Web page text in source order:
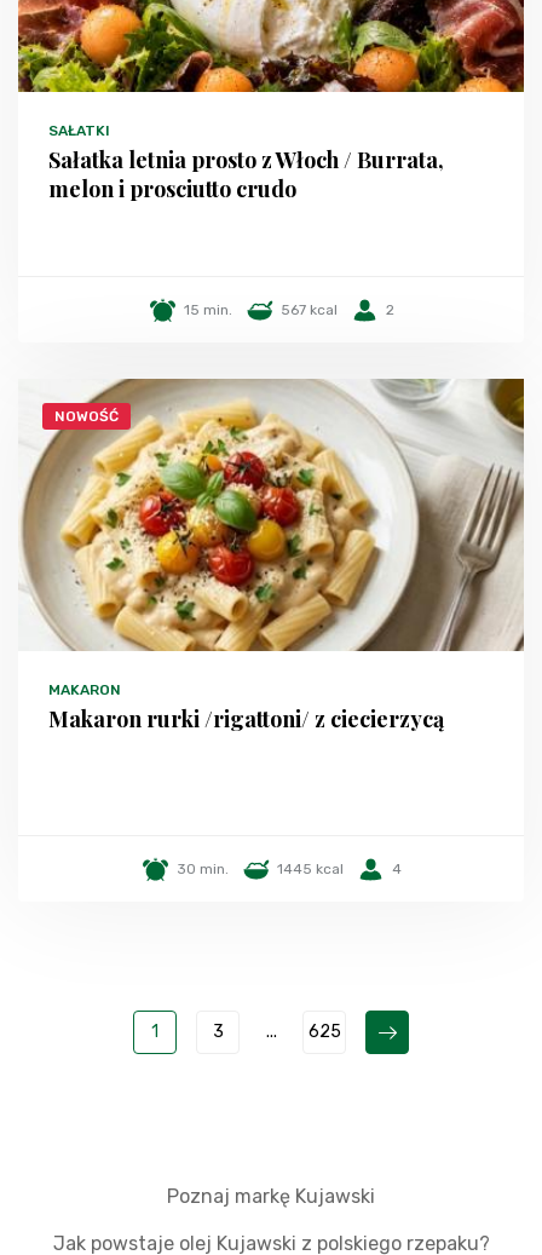
SAŁATKI
Sałatka letnia prosto z Włoch / Burrata,
melon i prosciutto crudo
15 min. 567 kcal 2
NOWOŚĆ
MAKARON
Makaron rurki /rigattoni/ z ciecierzycą
30 min. 1445 kcal 4
1 3 ... 625
Poznaj markę Kujawski
Jak powstaje olej Kujawski z polskiego rzepaku?